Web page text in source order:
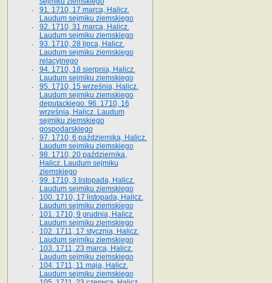
91. 1710, 17 marca, Halicz.
Laudum sejmiku ziemskiego
92. 1710, 31 marca, Halicz.
Laudum sejmiku ziemskiego
93. 1710, 28 lipca, Halicz.
Laudum sejmiku ziemskiego
relacyjnego
94. 1710, 18 sierpnia, Halicz.
Laudum sejmiku ziemskiego
95. 1710, 15 września, Halicz.
Laudum sejmiku ziemskiego
deputackiego. 96. 1710, 16
września, Halicz. Laudum
sejmiku ziemskiego
gospodarskiego
97. 1710, 6 października, Halicz.
Laudum sejmiku ziemskiego
98. 1710, 20 października,
Halicz. Laudum sejmiku
ziemskiego
99. 1710, 3 listopada, Halicz.
Laudum sejmiku ziemskiego
100. 1710, 17 listopada, Halicz.
Laudum sejmiku ziemskiego
101. 1710, 9 grudnia, Halicz.
Laudum sejmiku ziemskiego
102. 1711, 17 stycznia, Halicz.
Laudum sejmiku ziemskiego
103. 1711, 23 marca, Halicz.
Laudum sejmiku ziemskiego
104. 1711, 11 maja, Halicz.
Laudum sejmiku ziemskiego